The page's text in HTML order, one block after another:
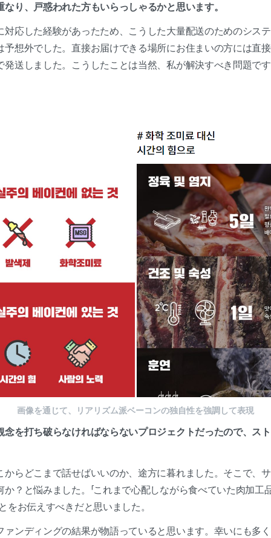
なり、戸惑われた方もいらっしゃるかと思います。
対応した経験があったため、こうした大量配送のためのシス
予想外でした。直接お届けできる場所にお住まいの方には直
発送しました。こうしたことは当然、私が解決すべき問題で
画像を通じて、リアリズム派ベーコンの独自性を強調して表現
念を打ち破らなければならないプロジェクトだったので、ス
からどこまで話せばいいのか、途方に暮れました。そこで、
？と悩みました。「これまで心配しながら食べていた肉加工
をお伝えすべきだと思いました。
ァンディングの結果が物語っていると思います。幸いにも多